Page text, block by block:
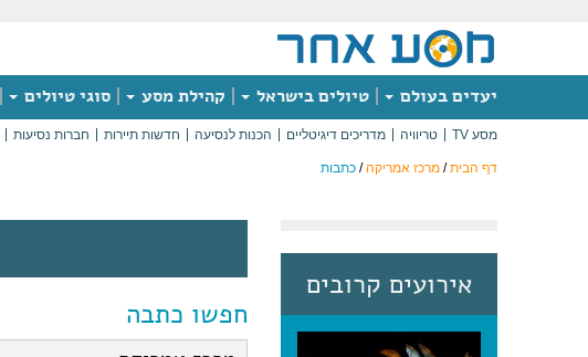
יעדים בעולם טיולים בישראל קהילת מסע סוגי טיולים
מסע TV טריוויה מדריכים דיגיטליים הכנות לנסיעה חדשות תיירות חברות נסיעות
דף הבית/ מרכז אמריקה/ כתבות
אירועים קרובים
חפשו כתבה